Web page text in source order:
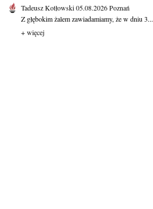
Tadeusz Kotłowski05.08.2026Poznań
Z głębokim żalem zawiadamiamy, że w dniu 3...
+ więcej